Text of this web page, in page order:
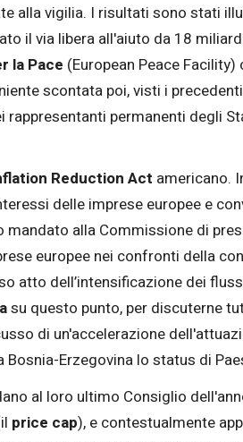
alla vigilia. I risultati sono stati
il via libera all'aiuto da 18
la Pace (European Peace
scontata poi, visti i
rappresentanti permanenti degli
Reduction Act americano.
delle imprese europee e
mandato alla Commissione di
europee nei confronti della
atto dell’intensificazione dei
su questo punto, per discuterne
di un'accelerazione
Erzegovina lo status di
al loro ultimo Consiglio
price cap), e contestualmente